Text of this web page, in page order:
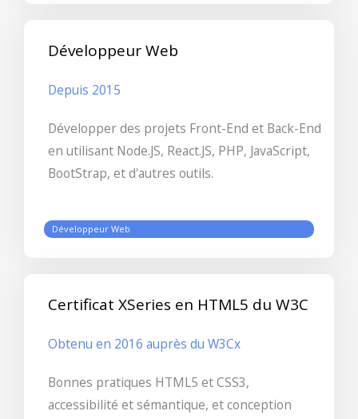
Développeur Web
Depuis 2015
Développer des projets Front-End et Back-End
en utilisant Node.JS, React.JS, PHP, JavaScript,
BootStrap, et d'autres outils.
Développeur Web
Certificat XSeries en HTML5 du W3C
Obtenu en 2016 auprès du W3Cx
Bonnes pratiques HTML5 et CSS3,
accessibilité et sémantique, et conception